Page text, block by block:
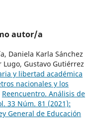
autor/a
Daniela Karla Sánchez
Lugo, Gustavo Gutiérrez
y libertad académica
nacionales y los
Reencuentro. Análisis de
33 Núm. 81 (2021):
General de Educación